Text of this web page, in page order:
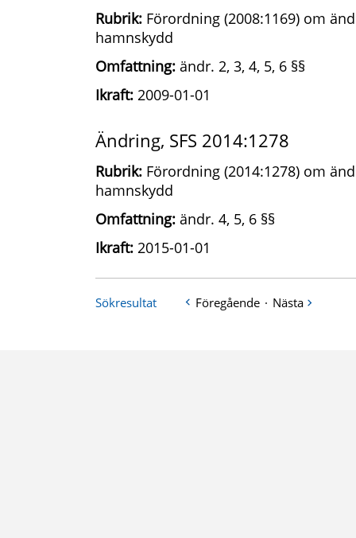
Rubrik: Förordning (2008:1169) om
hamnskydd
Omfattning: ändr. 2, 3, 4, 5, 6 §§
Ikraft: 2009-01-01
Ändring, SFS 2014:1278
Rubrik: Förordning (2014:1278) om
hamnskydd
Omfattning: ändr. 4, 5, 6 §§
Ikraft: 2015-01-01
Sökresultat Föregående · Nästa